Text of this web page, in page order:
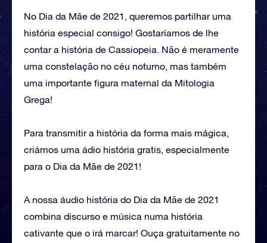
No Dia da Mãe de 2021, queremos partilhar uma
história especial consigo! Gostaríamos de lhe
contar a história de Cassiopeia. Não é meramente
uma constelação no céu noturno, mas também
uma importante figura maternal da Mitologia
Grega!
Para transmitir a história da forma mais mágica,
criámos uma ádio história gratis, especialmente
para o Dia da Mãe de 2021!
A nossa áudio história do Dia da Mãe de 2021
combina discurso e música numa história
cativante que o irá marcar! Ouça gratuitamente no